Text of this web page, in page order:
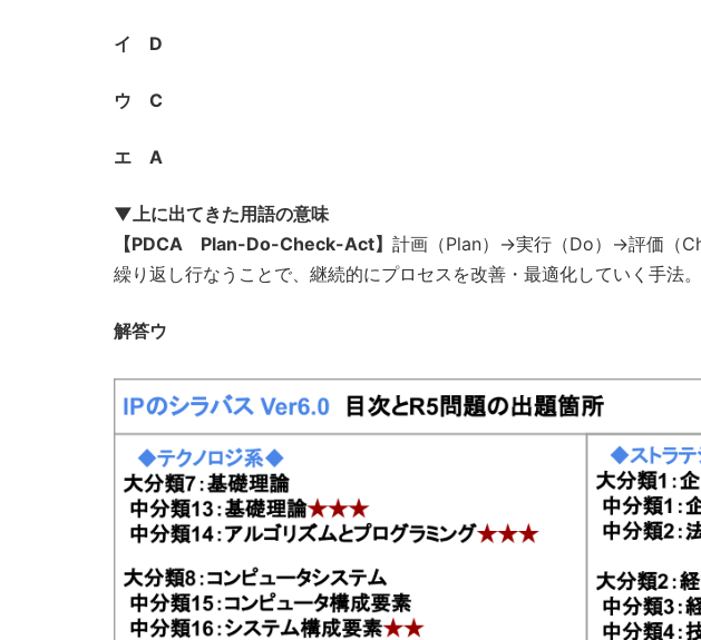
イ D
ウ C
エ A
▼上に出てきた用語の意味
【PDCA Plan-Do-Check-Act】 計画（Plan）→実行（Do）→評価（
繰り返し行なうことで、継続的にプロセスを改善・最適化していく手法
解答ウ